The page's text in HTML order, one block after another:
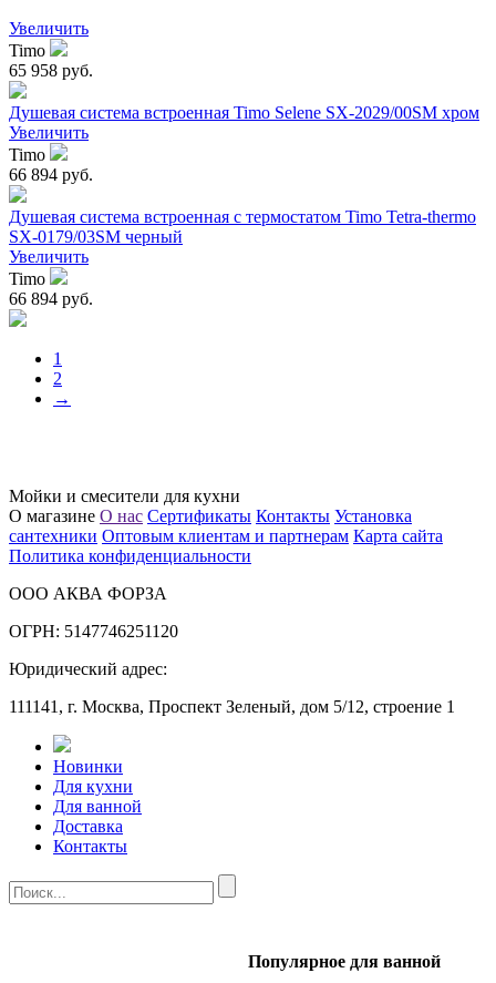
Увеличить
Timo
65 958 руб.
Душевая система встроенная Timo Selene SX-2029/00SM хром
Увеличить
Timo
66 894 руб.
Душевая система встроенная с термостатом Timo Tetra-thermo
SX-0179/03SM черный
Увеличить
Timo
66 894 руб.
1
2
→
Мойки и смесители для кухни
О магазине О нас Сертификаты Контакты Установка
сантехники Оптовым клиентам и партнерам Карта сайта
Политика конфиденциальности
ООО АКВА ФОРЗА
ОГРН: 5147746251120
Юридический адрес:
111141, г. Москва, Проспект Зеленый, дом 5/12, строение 1
Новинки
Для кухни
Для ванной
Доставка
Контакты
Популярное для ванной